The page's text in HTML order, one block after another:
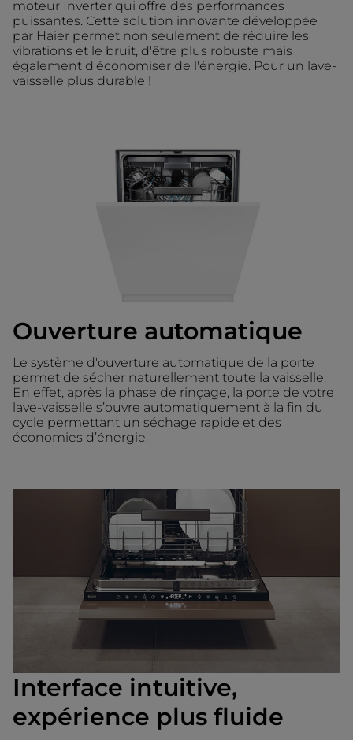
moteur Inverter qui offre des performances
puissantes. Cette solution innovante développée
par Haier permet non seulement de réduire les
vibrations et le bruit, d'être plus robuste mais
également d'économiser de l'énergie. Pour un lave-
vaisselle plus durable !
Ouverture automatique
Le système d'ouverture automatique de la porte
permet de sécher naturellement toute la vaisselle.
En effet, après la phase de rinçage, la porte de votre
lave-vaisselle s’ouvre automatiquement à la fin du
cycle permettant un séchage rapide et des
économies d’énergie.
Interface intuitive,
expérience plus fluide